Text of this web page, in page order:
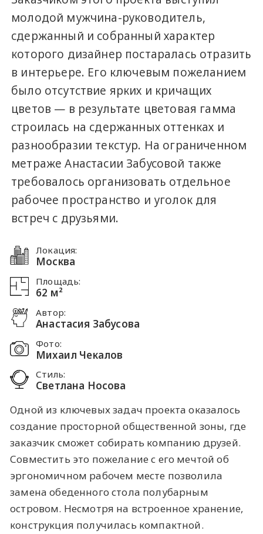
молодой мужчина-руководитель,
сдержанный и собранный характер
которого дизайнер постаралась отразить
в интерьере. Его ключевым пожеланием
было отсутствие ярких и кричащих
цветов — в результате цветовая гамма
строилась на сдержанных оттенках и
разнообразии текстур. На ограниченном
метраже Анастасии Забусовой также
требовалось организовать отдельное
рабочее пространство и уголок для
встреч с друзьями.
Локация:
Москва
Площадь:
62 м²
Автор:
Анастасия Забусова
Фото:
Михаил Чекалов
Стиль:
Светлана Носова
Одной из ключевых задач проекта оказалось
создание просторной общественной зоны, где
заказчик сможет собирать компанию друзей.
Совместить это пожелание с его мечтой об
эргономичном рабочем месте позволила
замена обеденного стола полубарным
островом. Несмотря на встроенное хранение,
конструкция получилась компактной.